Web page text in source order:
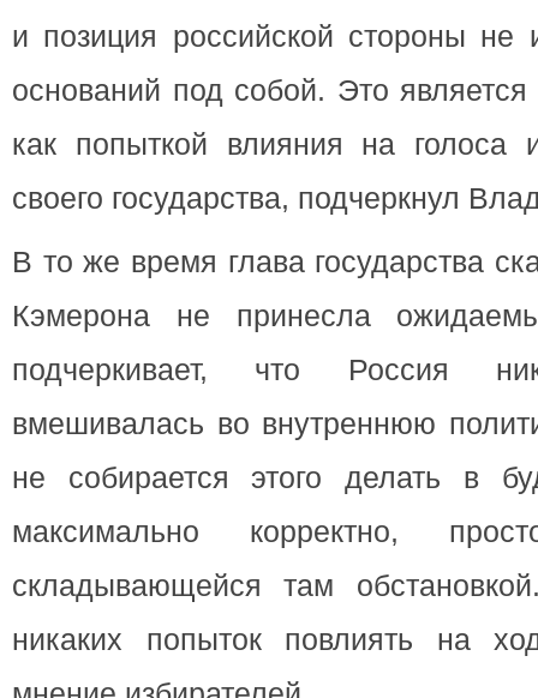
и позиция российской стороны не
оснований под собой. Это
как попыткой влияния на голоса
своего государства, подчеркнул
В то же время глава государства
Кэмерона не принесла
подчеркивает, что Россия
вмешивалась во внутреннюю
не собирается этого делать в
максимально корректно,
складывающейся там
никаких попыток повлиять на